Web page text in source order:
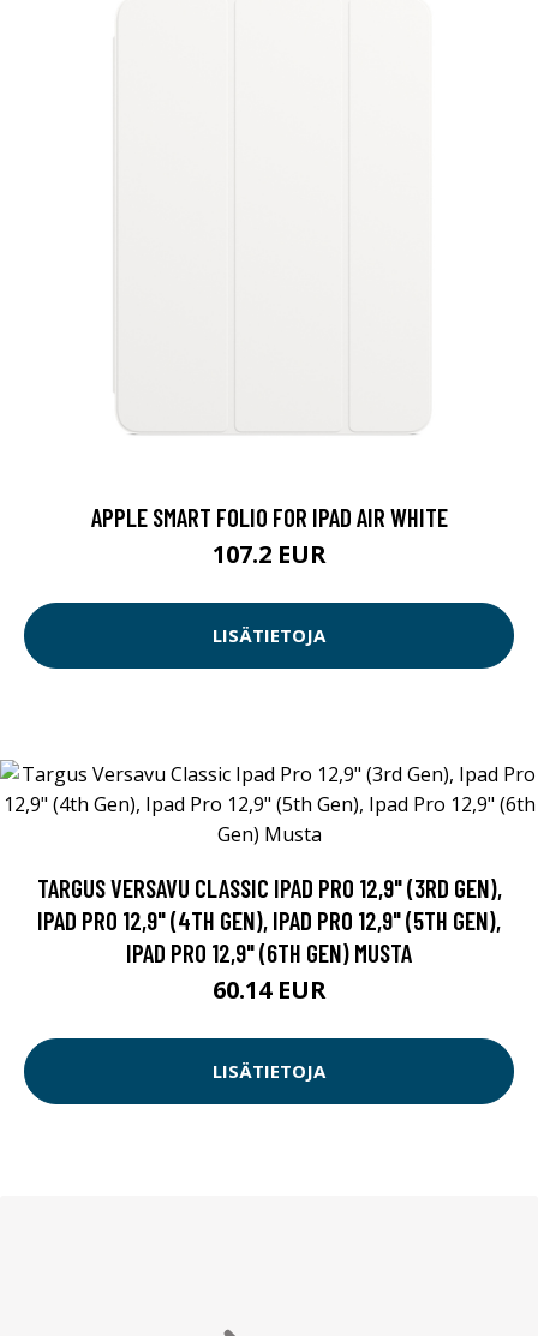
APPLE SMART FOLIO FOR IPAD AIR WHITE
107.2 EUR
LISÄTIETOJA
TARGUS VERSAVU CLASSIC IPAD PRO 12,9" (3RD GEN),
IPAD PRO 12,9" (4TH GEN), IPAD PRO 12,9" (5TH GEN),
IPAD PRO 12,9" (6TH GEN) MUSTA
60.14 EUR
LISÄTIETOJA